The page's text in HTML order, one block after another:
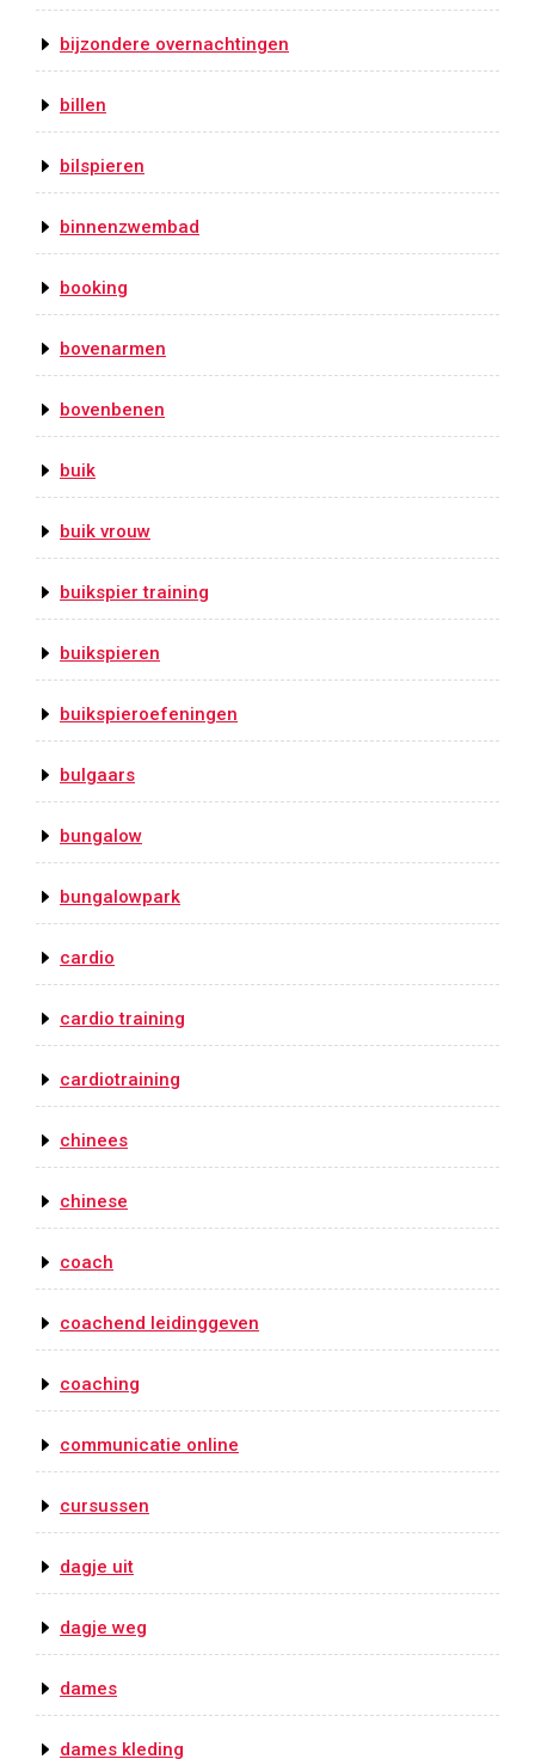
bijzondere overnachtingen
billen
bilspieren
binnenzwembad
booking
bovenarmen
bovenbenen
buik
buik vrouw
buikspier training
buikspieren
buikspieroefeningen
bulgaars
bungalow
bungalowpark
cardio
cardio training
cardiotraining
chinees
chinese
coach
coachend leidinggeven
coaching
communicatie online
cursussen
dagje uit
dagje weg
dames
dames kleding